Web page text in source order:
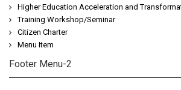
Higher Education Acceleration and
Training Workshop/Seminar
Citizen Charter
Menu Item
Footer Menu-2